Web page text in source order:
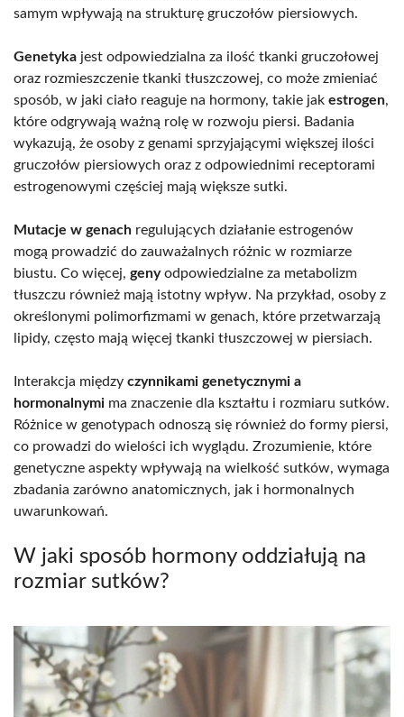
samym wpływają na strukturę gruczołów piersiowych.
Genetyka jest odpowiedzialna za ilość tkanki gruczołowej
oraz rozmieszczenie tkanki tłuszczowej, co może zmieniać
sposób, w jaki ciało reaguje na hormony, takie jak estrogen,
które odgrywają ważną rolę w rozwoju piersi. Badania
wykazują, że osoby z genami sprzyjającymi większej ilości
gruczołów piersiowych oraz z odpowiednimi receptorami
estrogenowymi częściej mają większe sutki.
Mutacje w genach regulujących działanie estrogenów
mogą prowadzić do zauważalnych różnic w rozmiarze
biustu. Co więcej, genyodpowiedzialne za metabolizm
tłuszczu również mają istotny wpływ. Na przykład, osoby z
określonymi polimorfizmami w genach, które przetwarzają
lipidy, często mają więcej tkanki tłuszczowej w piersiach.
Interakcja między czynnikami genetycznymi a
hormonalnymi ma znaczenie dla kształtu i rozmiaru sutków.
Różnice w genotypach odnoszą się również do formy piersi,
co prowadzi do wielości ich wyglądu. Zrozumienie, które
genetyczne aspekty wpływają na wielkość sutków, wymaga
zbadania zarówno anatomicznych, jak i hormonalnych
uwarunkowań.
W jaki sposób hormony oddziałują na
rozmiar sutków?